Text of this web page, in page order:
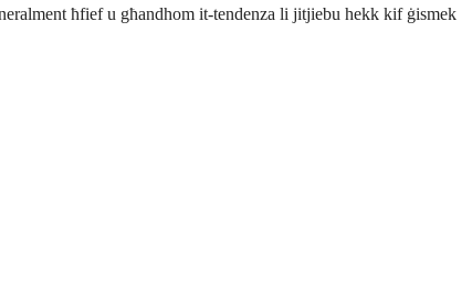
ħfief u għandhom it-tendenza li jitjiebu hekk kif ġismek